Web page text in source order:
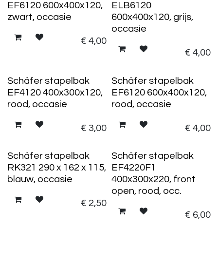
EF6120 600x400x120,
zwart, occasie
€ 4,00
ELB6120
600x400x120, grijs,
occasie
€ 4,00
Schäfer stapelbak
EF4120 400x300x120,
rood, occasie
€ 3,00
Schäfer stapelbak
EF6120 600x400x120,
rood, occasie
€ 4,00
Schäfer stapelbak
RK321 290 x 162 x 115,
blauw, occasie
€ 2,50
Schäfer stapelbak
EF4220F1
400x300x220, front
open, rood, occ.
€ 6,00